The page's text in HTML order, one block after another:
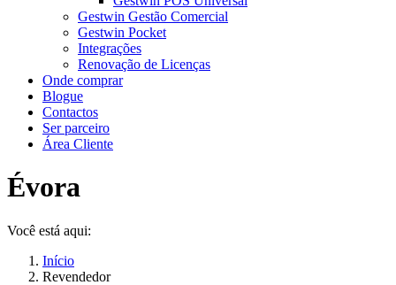
Gestwin Gestão Comercial
Gestwin Pocket
Integrações
Renovação de Licenças
Onde comprar
Blogue
Contactos
Ser parceiro
Área Cliente
Évora
Você está aqui:
Início
Revendedor